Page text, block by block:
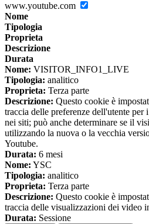
www.youtube.com
Nome
Tipologia
Proprieta
Descrizione
Durata
Nome: VISITOR_INFO1_LIVE
Tipologia: analitico
Proprieta: Terza parte
Descrizione: Questo cookie è
traccia delle preferenze dell'utente
nei siti; può anche determinare se il
utilizzando la nuova o la vecchia
Youtube.
Durata: 6 mesi
Nome: YSC
Tipologia: analitico
Proprieta: Terza parte
Descrizione: Questo cookie è
traccia delle visualizzazioni dei video
Durata: Sessione